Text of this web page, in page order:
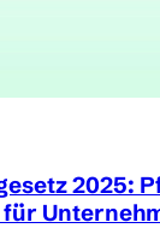
2025: